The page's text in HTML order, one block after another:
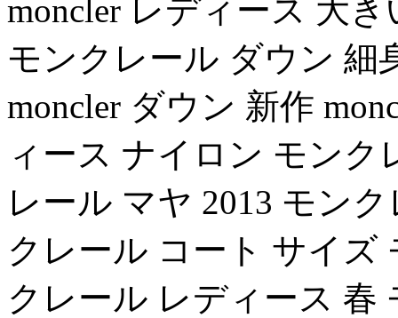
moncler レディース 大
モンクレール ダウン 細
moncler ダウン 新作
ィース ナイロン モン
レール マヤ 2013 モン
クレール コート サイズ
クレール レディース 春